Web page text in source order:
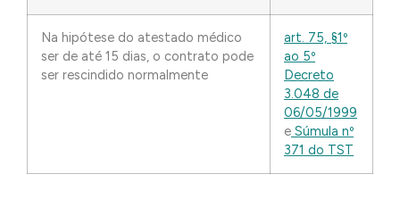
Na hipótese do atestado médico
ser de até 15 dias, o contrato pode
ser rescindido normalmente
art. 75, §1º
ao 5º
Decreto
3.048 de
06/05/1999
e Súmula nº
371 do TST